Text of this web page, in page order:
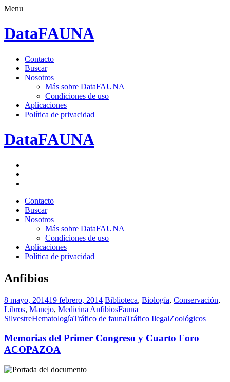
Menu
DataFAUNA
Saltar
contenido.
Contacto
Buscar
Nosotros
Más sobre DataFAUNA
Condiciones de uso
Aplicaciones
Política de privacidad
DataFAUNA
Saltar
contenido.
Contacto
Buscar
Nosotros
Más sobre DataFAUNA
Condiciones de uso
Aplicaciones
Política de privacidad
Anfibios
8 mayo, 201419 febrero, 2014 Biblioteca, Biología, Conservación,
Libros, Manejo, Medicina AnfibiosFauna
SilvestreHematologíaTráfico de faunaTráfico IlegalZoológicos
Memorias del Primer Congreso y Cuarto Foro
ACOPAZOA